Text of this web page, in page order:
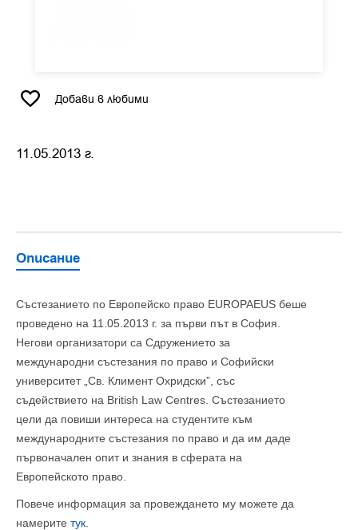
11.05.2013 г.
Добави в любими
Описание
Състезанието по Европейско право EUROPAEUS беше
проведено на 11.05.2013 г. за първи път в София.
Негови организатори са Сдружението за
международни състезания по право и Софийски
университет „Св. Климент Охридски”, със
съдействието на British Law Centres. Състезанието
цели да повиши интереса на студентите към
международните състезания по право и да им даде
първоначален опит и знания в сферата на
Европейското право.
Повече информация за провеждането му можете да
намерите тук